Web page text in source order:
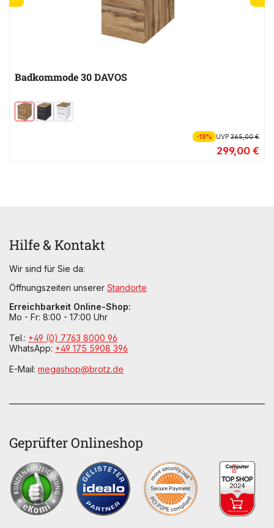
Badkommode 30 DAVOS
-18% UVP365,00 €
299,00 €
Hilfe & Kontakt
Wir sind für Sie da:
Öffnungszeiten unserer Standorte
Erreichbarkeit Online-Shop:
Mo - Fr: 8:00 - 17:00 Uhr
Tel.: +49 (0) 7763 8000 96
WhatsApp: +49 175 5908 396
E-Mail: megashop@brotz.de
Geprüfter Onlineshop